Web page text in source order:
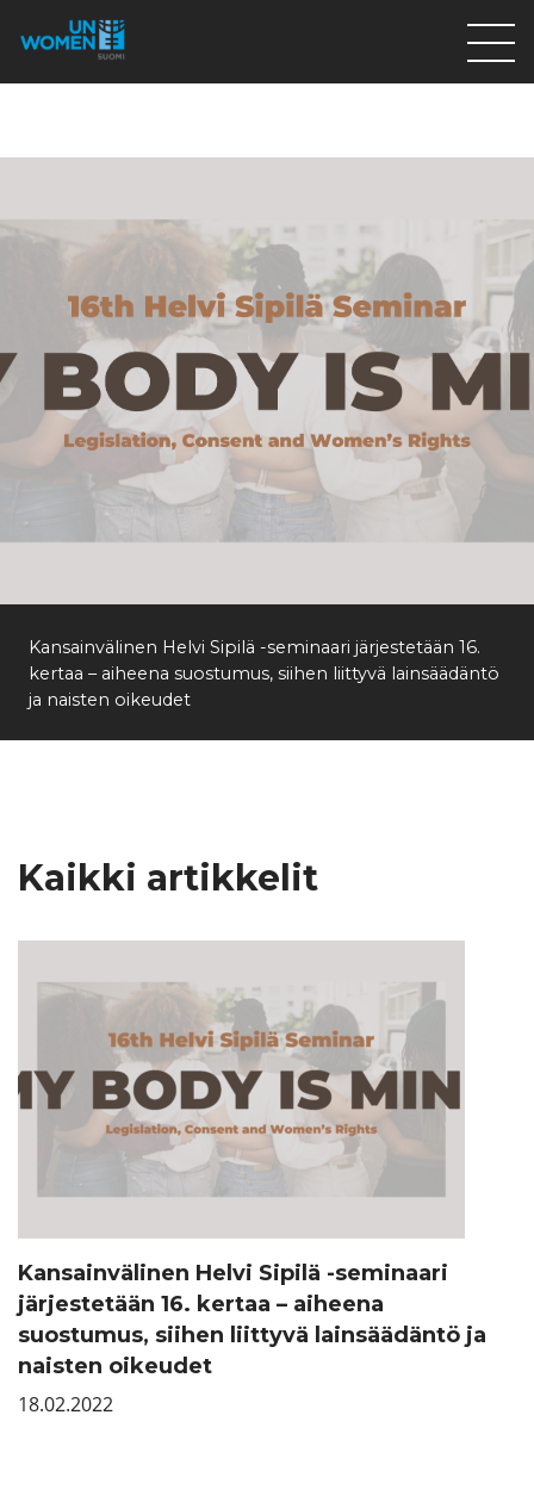
Osallistu
Ajankohtaista
Tietoa meistä
På Svenska
Valikon rivi
Lahjoita
Etsi
Kansainvälinen Helvi Sipilä -seminaari järjestetään 16.
kertaa – aiheena suostumus, siihen liittyvä lainsäädäntö
ja naisten oikeudet
Kaikki artikkelit
Kansainvälinen Helvi Sipilä -seminaari
järjestetään 16. kertaa – aiheena
suostumus, siihen liittyvä lainsäädäntö ja
naisten oikeudet
18.02.2022